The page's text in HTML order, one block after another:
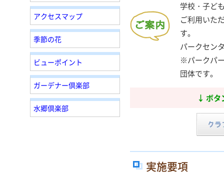
アクセスマップ
季節の花
ビューポイント
ガーデナー倶楽部
水郷倶楽部
学校・子ど
ご利用いた
す。
パークセン
※パークパ
団体です。
↓ ボタ
実施要項